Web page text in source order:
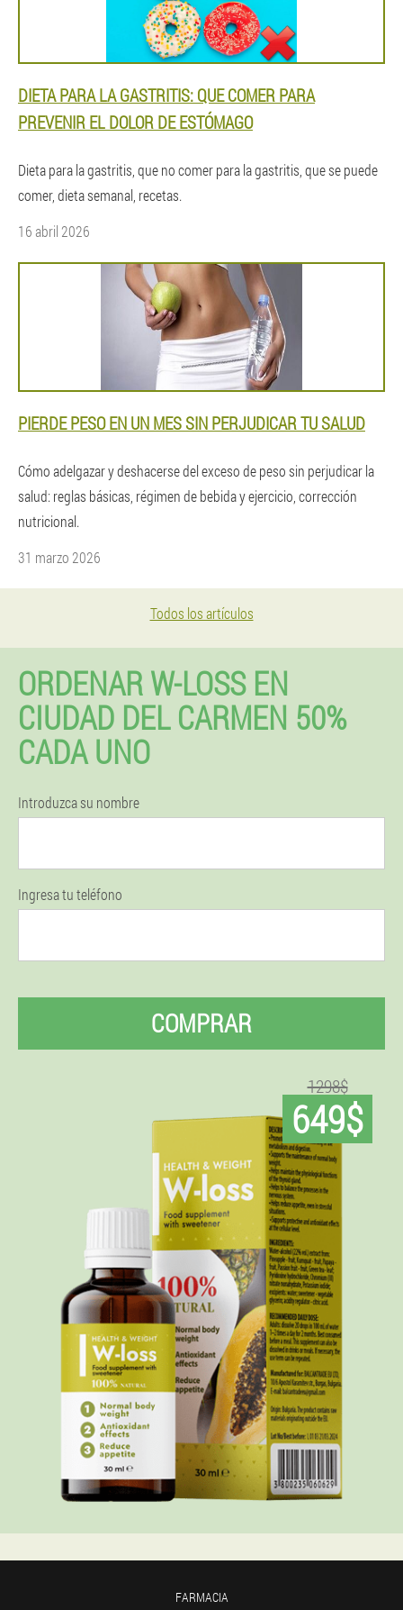
DIETA PARA LA GASTRITIS: QUE COMER PARA
PREVENIR EL DOLOR DE ESTÓMAGO
Dieta para la gastritis, que no comer para la gastritis, que se puede
comer, dieta semanal, recetas.
16 abril 2026
PIERDE PESO EN UN MES SIN PERJUDICAR TU SALUD
Cómo adelgazar y deshacerse del exceso de peso sin perjudicar la
salud: reglas básicas, régimen de bebida y ejercicio, corrección
nutricional.
31 marzo 2026
Todos los artículos
ORDENAR W-LOSS EN
CIUDAD DEL CARMEN 50%
CADA UNO
Introduzca su nombre
Ingresa tu teléfono
COMPRAR
1298$
649$
FARMACIA